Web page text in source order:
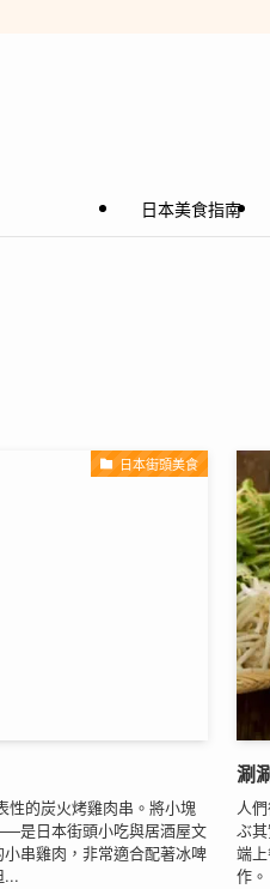
日本美食指南
日本街頭美食
性的炭火烤雞肉串。將小塊
是日本街頭小吃與居酒屋文
串雞肉，非常適合配著冰啤
...
涮
人
ぶ
端
作